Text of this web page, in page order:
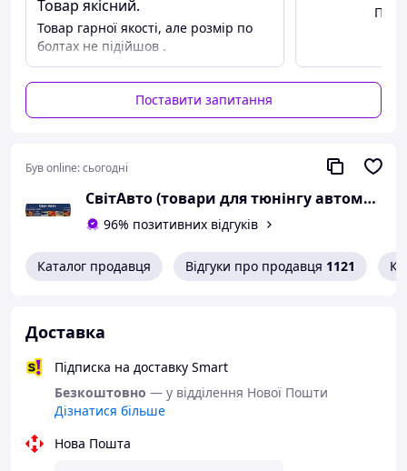
Товар якісний.
Товар гарної якості, але розмір по
болтах не підійшов .
Поставити запитання
Був online:сьогодні
СвітАвто (товари для тюнінгу автомобілів ВАЗ)
96% позитивних відгуків
Каталог продавця Відгуки про продавця 1121
Доставка
Підписка на доставку Smart
Безкоштовно — у відділення Нової Пошти
Дізнатися більше
Нова Пошта